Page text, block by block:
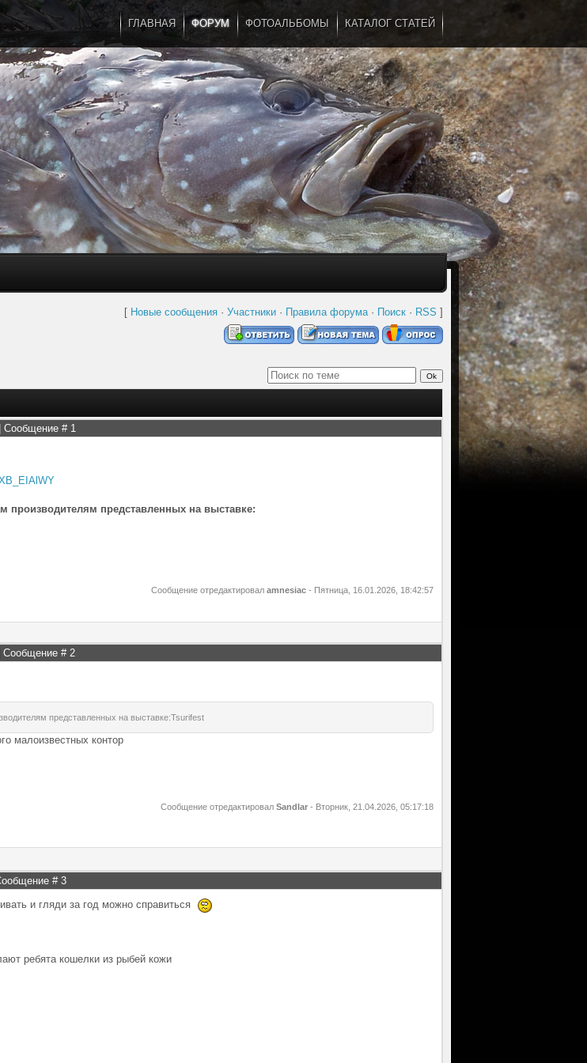
ГЛАВНАЯ ФОРУМ ФОТОАЛЬБОМЫ КАТАЛОГ СТАТЕЙ
...
[ Новые сообщения · Участники · Правила форума· Поиск · RSS ]
Сообщение # 1
производителям представленных на выставке:
Сообщение отредактировал amnesiac - Пятница, 16.01.2026, 18:42:57
Сообщение #2
представленных на выставке:Tsurifest
малоизвестных контор
Сообщение отредактировал Sandlar - Вторник, 21.04.2026, 05:17:18
# 3
и гляди за год можно справиться
ребята кошелки из рыбей кожи